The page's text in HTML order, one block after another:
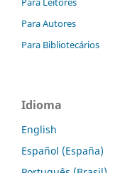
Para Autores
Para Bibliotecários
Idioma
English
Español (España)